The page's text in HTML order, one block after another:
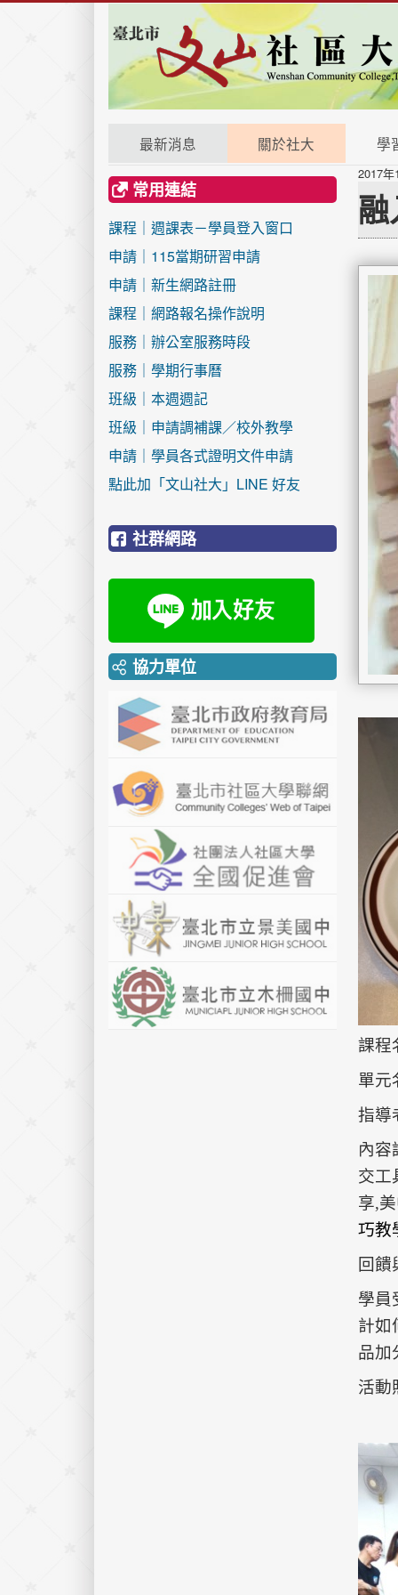
最新消息 關於社大 學
常用連結
課程｜週課表－學員登入窗口
申請｜115當期研習申請
申請｜新生網路註冊
課程｜網路報名操作說明
服務｜辦公室服務時段
服務｜學期行事曆
班級｜本週週記
班級｜申請調補課／校外教學
申請｜學員各式證明文件申請
點此加「文山社大」LINE 好友
社群網路
協力單位
2017年
課程
單元
指導
內容
交工
享,
巧教
回饋
學員
計如
品加
活動